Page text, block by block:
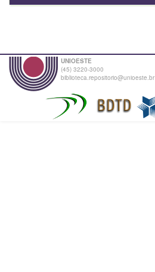
UNIOESTE
(45) 3220-3000
biblioteca.repositorio@unioeste.br